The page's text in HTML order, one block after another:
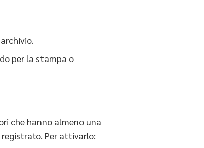
per la stampa o
che hanno almeno una
Per attivarlo: